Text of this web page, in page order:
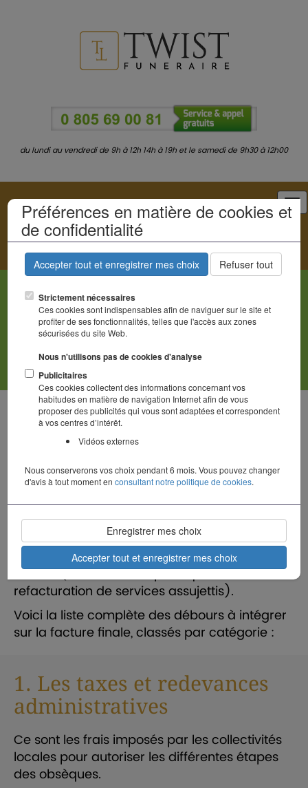
Préférences en matière de cookies et
de confidentialité
Accepter tout et enregistrer mes choix Refuser tout
Strictement nécessaires
Ces cookies sont indispensables afin de naviguer sur le site et
profiter de ses fonctionnalités, telles que l'accès aux zones
sécurisées du site Web.
Nous n'utilisons pas de cookies d'analyse
Publicitaires
Ces cookies collectent des informations concernant vos
habitudes en matière de navigation Internet afin de vous
proposer des publicités qui vous sont adaptées et correspondent
à vos centres d’intérêt.
Vidéos externes
Nous conserverons vos choix pendant 6 mois. Vous pouvez changer
d'avis à tout moment enconsultant notre politique de cookies.
Enregistrer mes choix
Accepter tout et enregistrer mes choix
du lundi au vendredi de 9h à 12h 14h à 19h et le samedi de 9h30 à 12h00
Débours
Règlementation
Dans le milieu funéraire, lesdébours(ou
"frais avancés") désignent l'ensemble des
sommes que l'entreprise de pompes funèbres
règle à des tiers pour le compte de la famille.
Ce sont des intermédiaires obligatoires.
Pour la transparence de la facture finale, ces
montants doivent être reportésà l'identique
(au centime près, sans marge
bénéficiaire)et sont généralement exonérés
de TVA (sauf cas très spécifiques de
refacturation de services assujettis).
Voici la liste complète des débours à intégrer
sur la facture finale, classés par catégorie :
1. Les taxes et redevances
administratives
Ce sont les frais imposés par les collectivités
locales pour autoriser les différentes étapes
des obsèques.